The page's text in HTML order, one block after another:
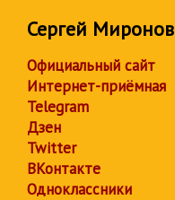
Сергей Миронов
Официальный сайт
Интернет-приёмная
Telegram
Дзен
Twitter
ВКонтакте
Одноклассники